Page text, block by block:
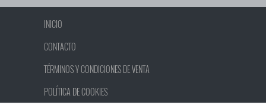
INICIO
CONTACTO
TÉRMINOS Y CONDICIONES DE VENTA
POLÍTICA DE COOKIES